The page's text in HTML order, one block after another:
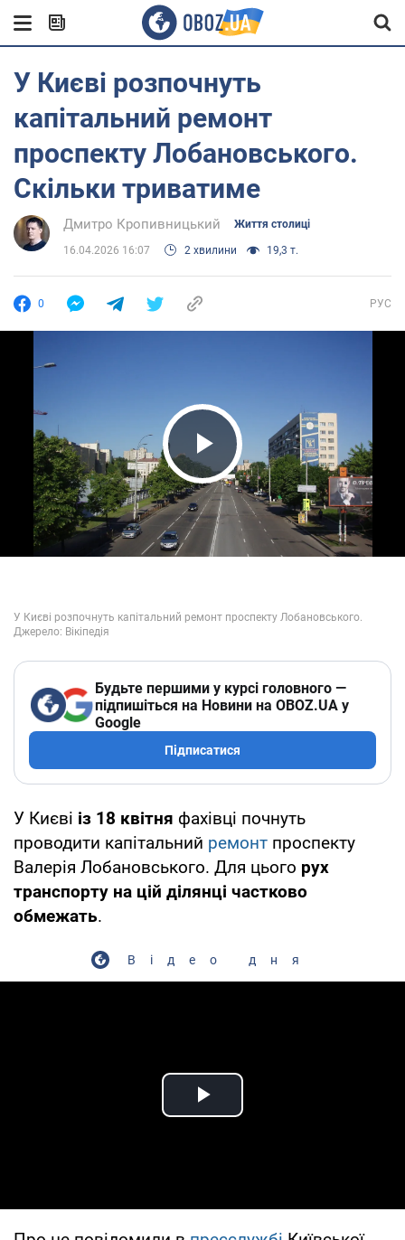
У Києві розпочнуть
капітальний ремонт
проспекту Лобановського.
Скільки триватиме
Дмитро Кропивницький Життя столиці
16.04.2026 16:07 2 хвилини 19,3 т.
0 РУС
Play Video
Будьте першими у курсі головного —
підпишіться на Новини на OBOZ.UA у
Google
Підписатися
У Києві із 18 квітня фахівці почнуть
проводити капітальний ремонт проспекту
Валерія Лобановського. Для цього рух
транспорту на цій ділянці частково
обмежать.
Відео дня
Play Video